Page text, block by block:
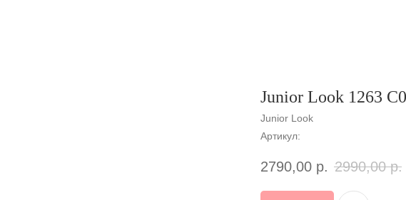
Junior Look 1263
Junior Look
Артикул:
2790,00 р. 2990,00 р.